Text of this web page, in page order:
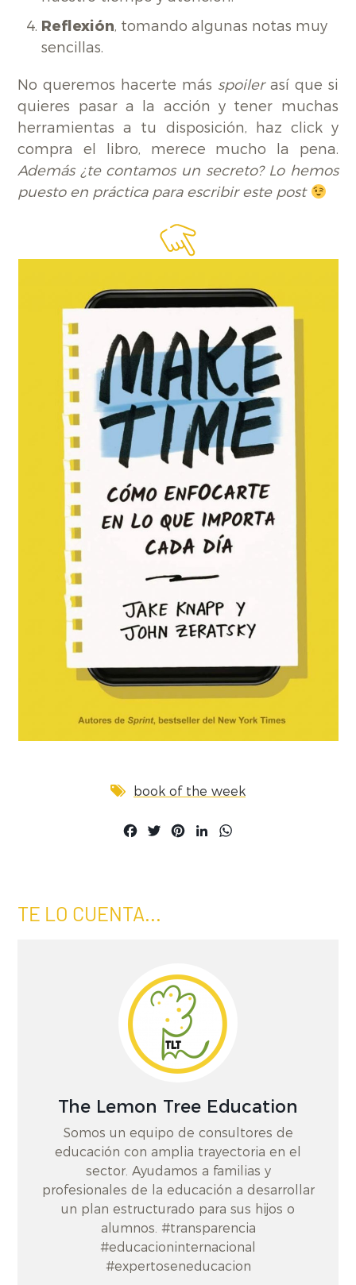
Reflexión, tomando algunas notas muy
sencillas.
No queremos hacerte más spoilerasí que si
quieres pasar a la acción y tener muchas
herramientas a tu disposición, haz click y
compra el libro, merece mucho la pena.
Además ¿te contamos un secreto? Lo hemos
puesto en práctica para escribir este post
book of the week
Facebook
TwitterPinterestLinkedIn
TE LO CUENTA...
The Lemon Tree Education
Somos un equipo de consultores de
educación con amplia trayectoria en el
sector. Ayudamos a familias y
profesionales de la educación a desarrollar
un plan estructurado para sus hijos o
alumnos. #transparencia
#educacioninternacional
#expertoseneducacion